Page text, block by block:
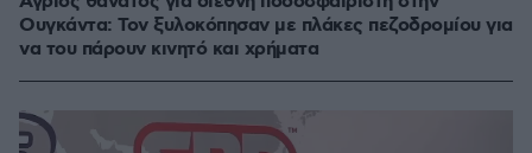
Ουγκάντα: Τον ξυλοκόπησαν με πλάκες πεζοδρομίου για
να του πάρουν κινητό και χρήματα